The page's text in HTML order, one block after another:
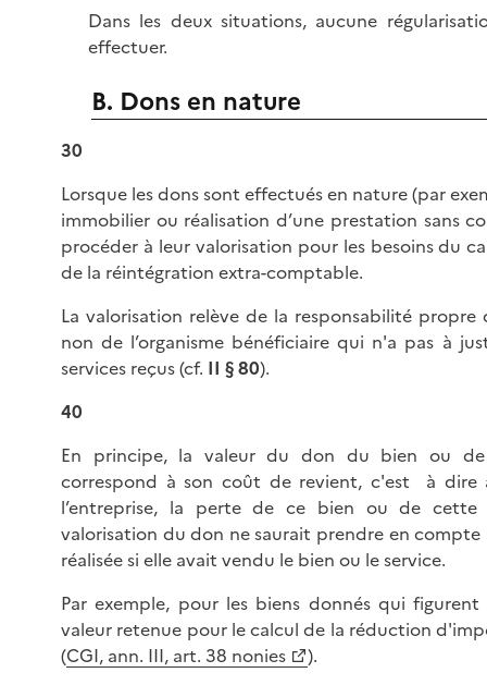
Dans les deux situations, aucune
effectuer.
B. Dons en nature
30
Lorsque les dons sont effectués en nature (par
immobilier ou réalisation d’une prestation sans
procéder à leur valorisation pour les besoins du
de la réintégration extra-comptable.
La valorisation relève de la responsabilité
non de l’organisme bénéficiaire qui n'a pas à
services reçus (cf. II § 80).
40
En principe, la valeur du don du bien ou de
correspond à son coût de revient, c'est à dire
l’entreprise, la perte de ce bien ou de cette
valorisation du don ne saurait prendre en compte
réalisée si elle avait vendu le bien ou le service.
Par exemple, pour les biens donnés qui
valeur retenue pour le calcul de la réduction
(CGI, ann. III, art. 38 nonies
).